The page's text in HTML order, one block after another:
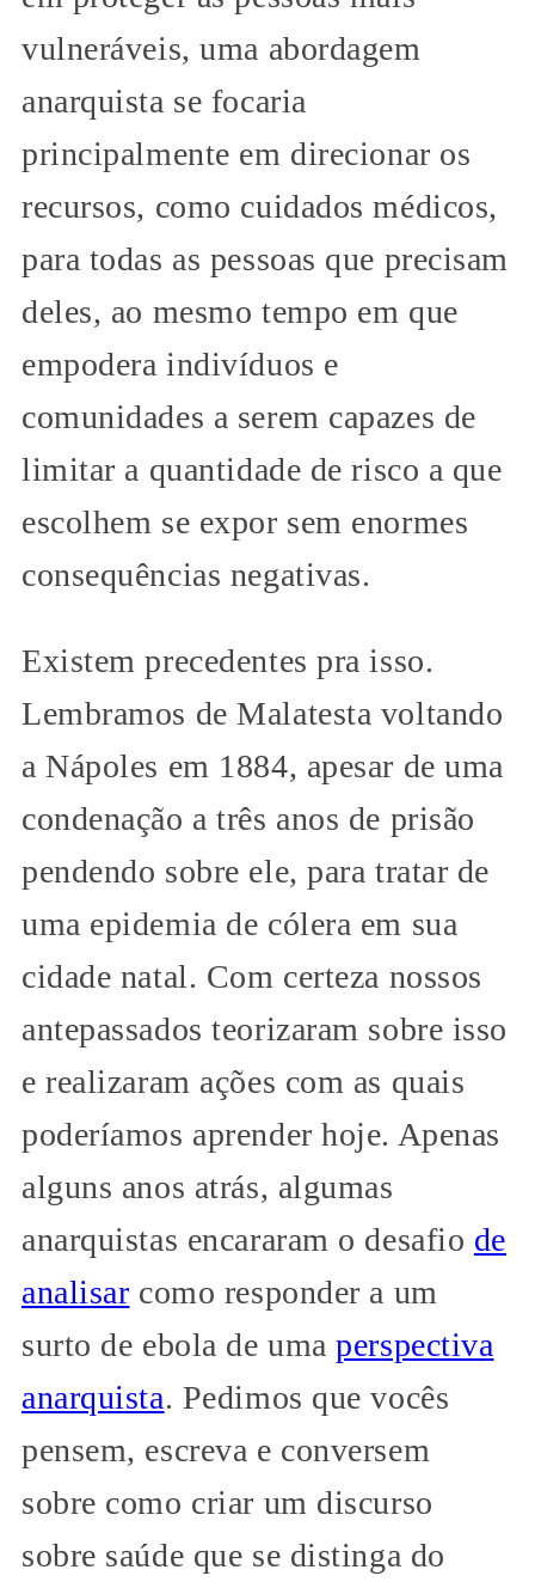
vulneráveis, uma abordagem
anarquista se focaria
principalmente em direcionar os
recursos, como cuidados médicos,
para todas as pessoas que precisam
deles, ao mesmo tempo em que
empodera indivíduos e
comunidades a serem capazes de
limitar a quantidade de risco a que
escolhem se expor sem enormes
consequências negativas.
Existem precedentes pra isso.
Lembramos de Malatesta voltando
a Nápoles em 1884, apesar de uma
condenação a três anos de prisão
pendendo sobre ele, para tratar de
uma epidemia de cólera em sua
cidade natal. Com certeza nossos
antepassados teorizaram sobre isso
e realizaram ações com as quais
poderíamos aprender hoje. Apenas
alguns anos atrás, algumas
anarquistas encararam o desafio de
analisar como responder a um
surto de ebola de umaperspectiva
anarquista. Pedimos que vocês
pensem, escreva e conversem
sobre como criar um discurso
sobre saúde que se distinga do